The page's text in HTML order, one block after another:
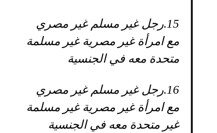
15. رجل غير مسلم غير مصري
مع امرأة غير مصرية غير مسلمة
متحدة معه في الجنسية
16. رجل غير مسلم غير مصري
مع امرأة غير مصرية غير مسلمة
غير متحدة معه في الجنسية